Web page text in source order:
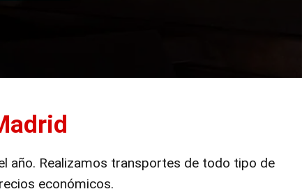
año. Realizamos transportes de todo tipo de
económicos.